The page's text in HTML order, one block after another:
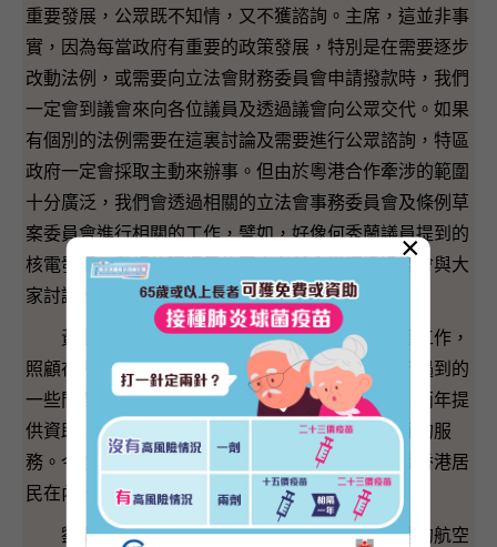
重要發展，公眾既不知情，又不獲諮詢。主席，這並非事
實，因為每當政府有重要的政策發展，特別是在需要逐步
改動法例，或需要向立法會財務委員會申請撥款時，我們
一定會到議會來向各位議員及透過議會向公眾交代。如果
有個別的法例需要在這裏討論及需要進行公眾諮詢，特區
政府一定會採取主動來辦事。但由於粵港合作牽涉的範圍
十分廣泛，我們會透過相關的立法會事務委員會及條例草
案委員會進行相關的工作，譬如，好像何秀蘭議員提到的
核電發展，我相信環境局的同事必然會繼續透過議會與大
家討論及交代。
黃國健議員和工聯會過去數年在內地做了大量工作，
照顧在內地的香港居民在生活、工作及受聘方面所遇到的
一些問題。這項法律諮詢服務，駐粵辦在過去一、兩年提
供資助，透過工聯會在內地的辦事處，推動這方面的服
務。今後，我們亦很願意繼續透過工聯會合作照顧香港居
民在內地的需要。
劉健儀議員提出幾方面的事宜。第一，珠三角的航空
×